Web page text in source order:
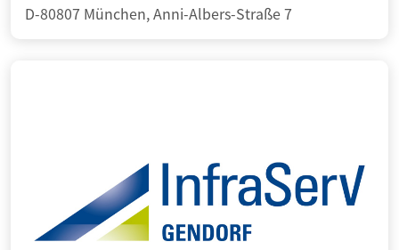
D-80807 München, Anni-Albers-Straße 7